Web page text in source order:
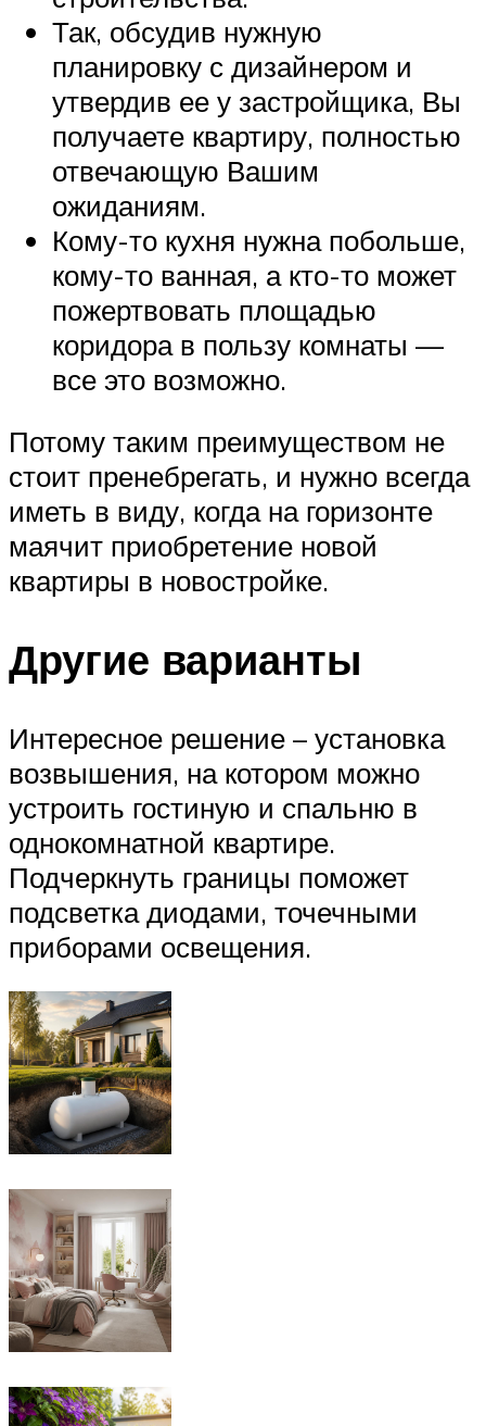
Так, обсудив нужную
планировку с дизайнером и
утвердив ее у застройщика, Вы
получаете квартиру, полностью
отвечающую Вашим
ожиданиям.
Кому-то кухня нужна побольше,
кому-то ванная, а кто-то может
пожертвовать площадью
коридора в пользу комнаты —
все это возможно.
Потому таким преимуществом не
стоит пренебрегать, и нужно всегда
иметь в виду, когда на горизонте
маячит приобретение новой
квартиры в новостройке.
Другие варианты
Интересное решение – установка
возвышения, на котором можно
устроить гостиную и спальню в
однокомнатной квартире.
Подчеркнуть границы поможет
подсветка диодами, точечными
приборами освещения.